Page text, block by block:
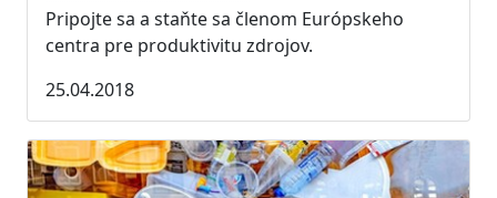
Pripojte sa a staňte sa členom Európskeho
centra pre produktivitu zdrojov.
25.04.2018